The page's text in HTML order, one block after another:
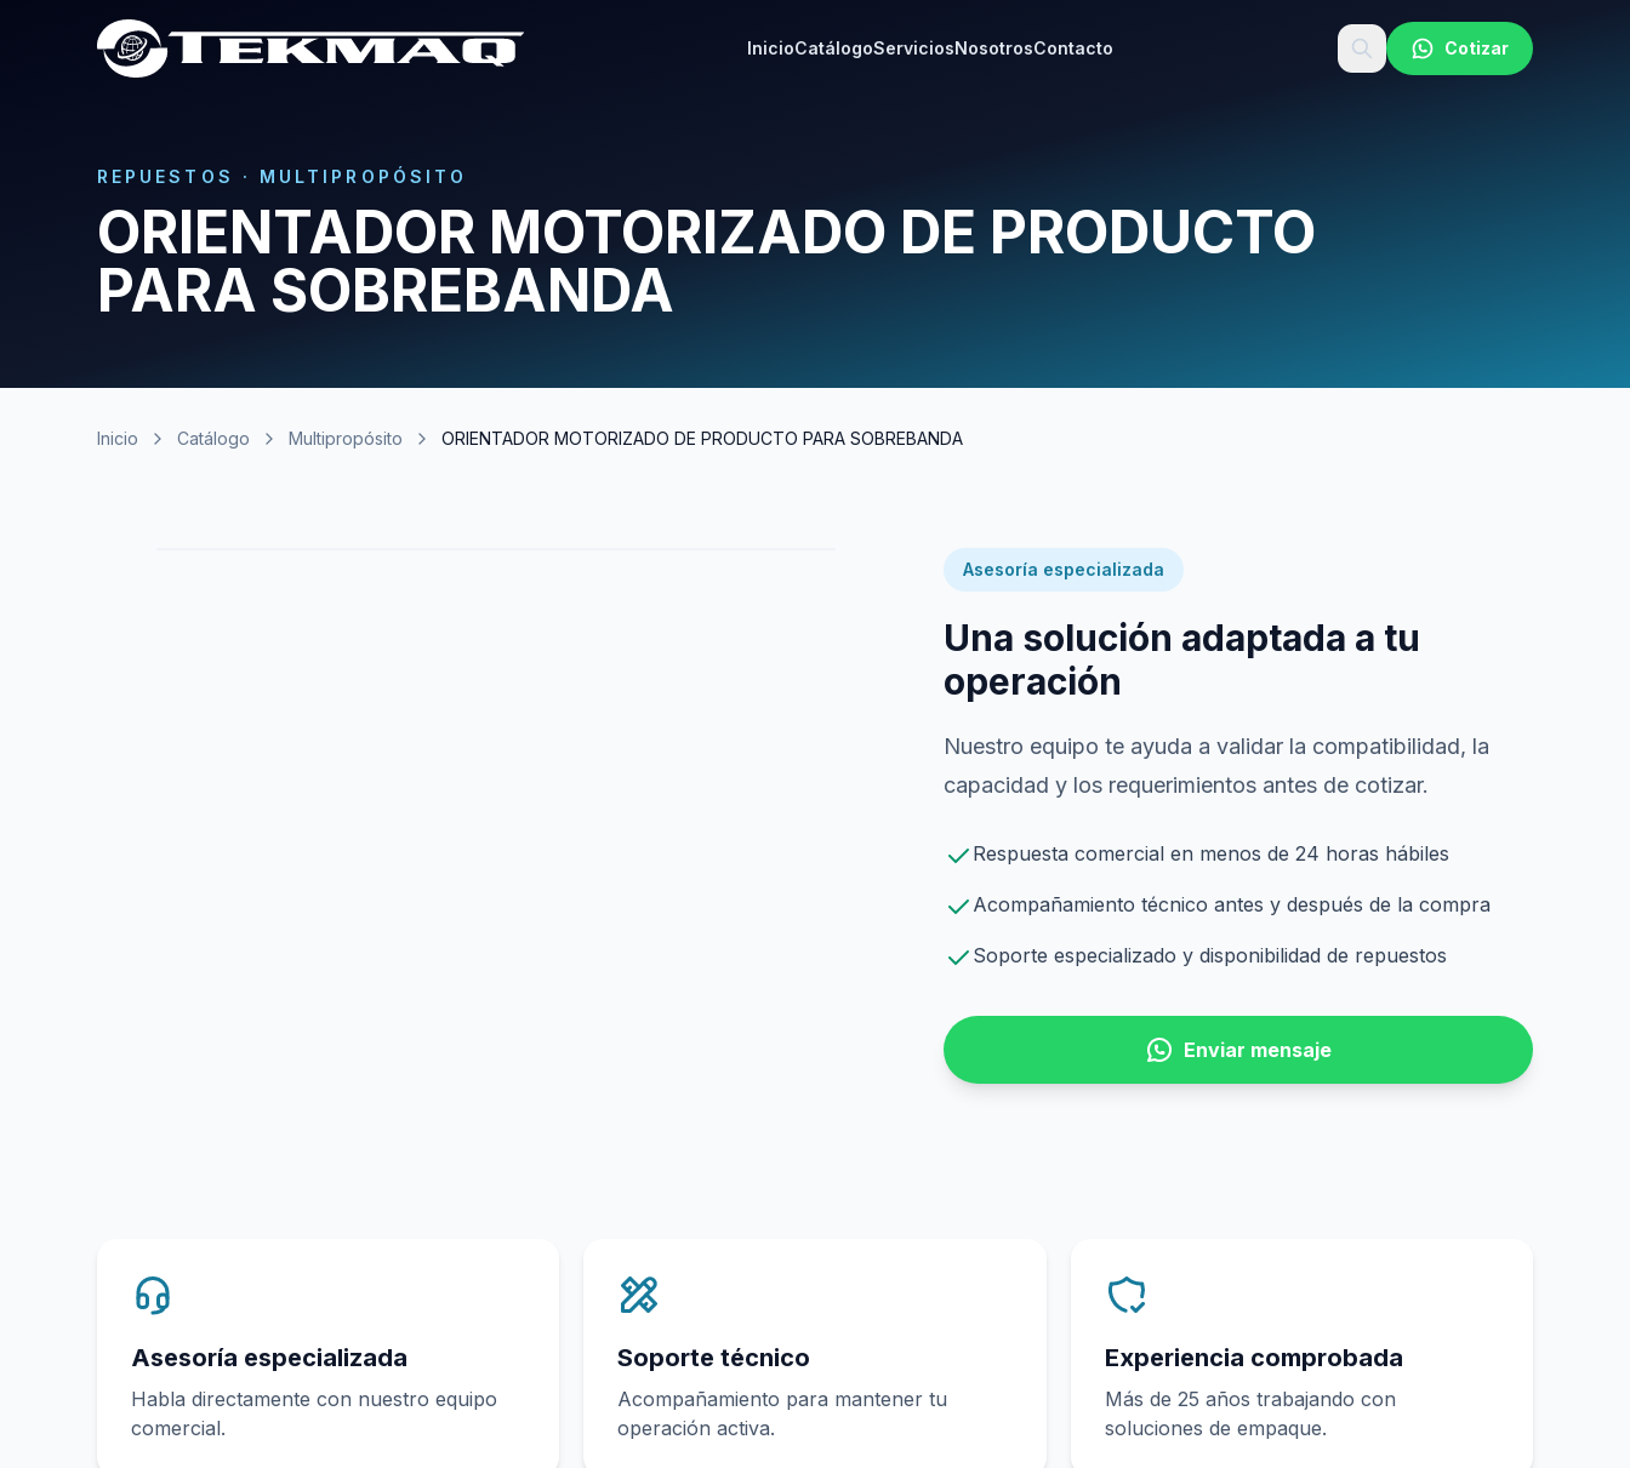
InicioCatálogoServiciosNosotrosContacto Cotizar
REPUESTOS · MULTIPROPÓSITO
ORIENTADOR MOTORIZADO DE PRODUCTO
PARA SOBREBANDA
Inicio Catálogo Multipropósito ORIENTADOR MOTORIZADO DE PRODUCTO PARA SOBREBANDA
Asesoría especializada
Una solución adaptada a tu
operación
Nuestro equipo te ayuda a validar la compatibilidad, la
capacidad y los requerimientos antes de cotizar.
Respuesta comercial en menos de 24 horas hábiles
Acompañamiento técnico antes y después de la compra
Soporte especializado y disponibilidad de repuestos
Enviar mensaje
Asesoría especializada
Habla directamente con nuestro equipo
comercial.
Soporte técnico
Acompañamiento para mantener tu
operación activa.
Experiencia comprobada
Más de 25 años trabajando con
soluciones de empaque.